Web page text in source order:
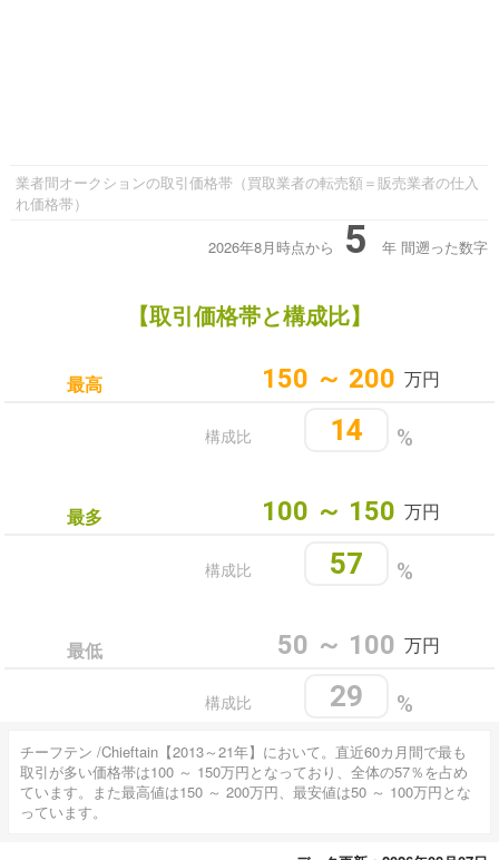
業者間オークションの取引価格帯（買取業者の転売額＝販売業者の仕入
れ価格帯）
2026年8月時点から 5 年 間遡った数字
【取引価格帯と構成比】
最高 150 ～ 200 万円
%
14
構成比
最多 100 ～ 150 万円
%
57
構成比
最低 50 ～ 100 万円
%
29
構成比
チーフテン /Chieftain【2013～21年】において。直近60カ月間で最も
取引が多い価格帯は100 ～ 150万円となっており、全体の57％を占め
ています。また最高値は150 ～ 200万円、最安値は50 ～ 100万円とな
っています。